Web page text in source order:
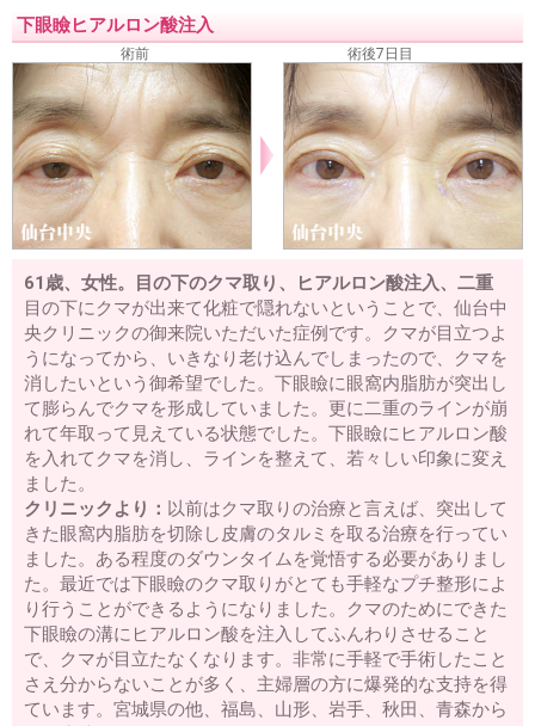
幅広二重ラインを狭く
脂肪取り二重失敗
不自然な二重ライン
切開法で目が開き
難くなった
二重切開法の修正時期
二重切開法後の左右差
二重繰り返し修正
整形顔修正
眼瞼下垂失敗による左右差
二重が取れた・元に戻った
三重まぶたを二重にする
予定
外重瞼線・予定外線の修正
埋没法失敗 挙筋法失敗
埋没
法後の眠そうな二重
二重の腫れを取る方法
二重整形後の
眼精疲労・肩こり・頭痛
上まぶたのタルミ取り失敗
裏ハ
ムラ法失敗
鼻プロテーゼが曲がっている
鼻プロテーゼ入
れ替え
小鼻縮小失敗 鼻尖縮小失敗
レデ
ィエッセ失敗・除去
くぼみ目注射失敗 口唇注射失敗
名医を知りたい
二重の名医を知りたい
埋没法の名医を知りたい
当院のご案内 料金表 アクセス 相談・質問 ご予約
下眼瞼ヒアルロン酸注入
術前 術後7日目
61歳、女性。目の下のクマ取り、ヒアルロン酸注入、二重
目の下にクマが出来て化粧で隠れないということで、仙台中
央クリニックの御来院いただいた症例です。クマが目立つよ
うになってから、いきなり老け込んでしまったので、クマを
消したいという御希望でした。下眼瞼に眼窩内脂肪が突出し
て膨らんでクマを形成していました。更に二重のラインが崩
れて年取って見えている状態でした。下眼瞼にヒアルロン酸
を入れてクマを消し、ラインを整えて、若々しい印象に変え
ました。
クリニックより： 以前はクマ取りの治療と言えば、突出して
きた眼窩内脂肪を切除し皮膚のタルミを取る治療を行ってい
ました。ある程度のダウンタイムを覚悟する必要がありまし
た。最近では下眼瞼のクマ取りがとても手軽なプチ整形によ
り行うことができるようになりました。クマのためにできた
下眼瞼の溝にヒアルロン酸を注入してふんわりさせること
で、クマが目立たなくなります。非常に手軽で手術したこと
さえ分からないことが多く、主婦層の方に爆発的な支持を得
ています。宮城県の他、福島、山形、岩手、秋田、青森から